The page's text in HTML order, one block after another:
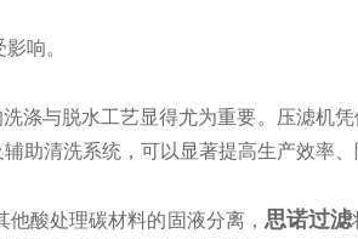
响。
涤与脱水工艺显得尤为重要。压滤机
助清洗系统，可以显著提高生产效率、
酸处理碳材料的固液分离， 思诺过滤